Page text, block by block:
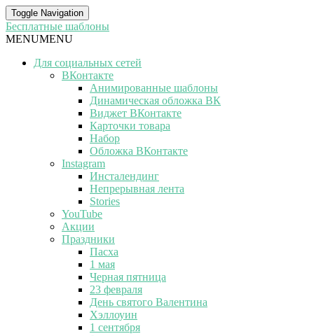
Toggle Navigation
Бесплатные шаблоны
MENUMENU
Для социальных сетей
ВКонтакте
Анимированные шаблоны
Динамическая обложка ВК
Виджет ВКонтакте
Карточки товара
Набор
Обложка ВКонтакте
Instagram
Инсталендинг
Непрерывная лента
Stories
YouTube
Акции
Праздники
Пасха
1 мая
Черная пятница
23 февраля
День святого Валентина
Хэллоуин
1 сентября